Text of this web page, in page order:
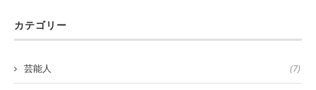
カテゴリー
芸能人 (7)